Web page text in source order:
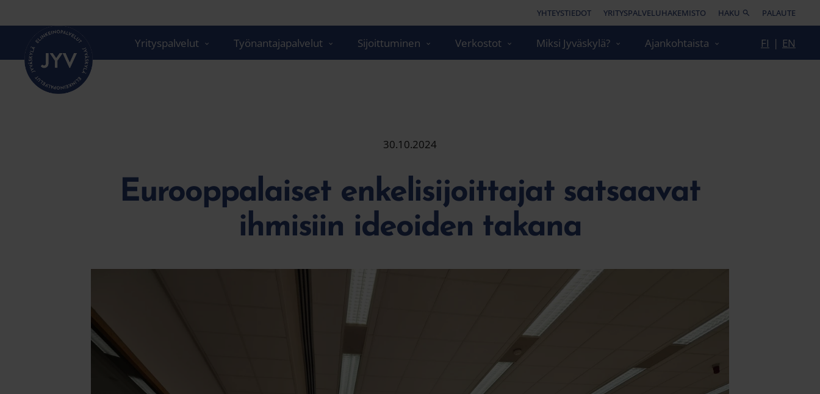
suoraan
sisältöön
YHTEYSTIEDOT YRITYSPALVELUHAKEMISTO HAKU PALAUTE
Yrityspalvelut Työnantajapalvelut Sijoittuminen Verkostot Miksi Jyväskylä? Ajankohtaista FI | EN
30.10.2024
Eurooppalaiset enkelisijoittajat satsaavat
ihmisiin ideoiden takana